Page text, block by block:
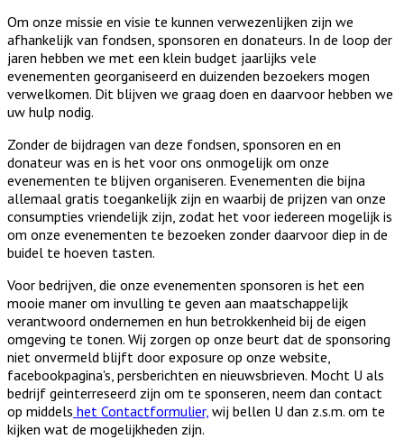
Om onze missie en visie te kunnen verwezenlijken zijn we
afhankelijk van fondsen, sponsoren en donateurs. In de loop der
jaren hebben we met een klein budget jaarlijks vele
evenementen georganiseerd en duizenden bezoekers mogen
verwelkomen. Dit blijven we graag doen en daarvoor hebben we
uw hulp nodig.
Zonder de bijdragen van deze fondsen, sponsoren en en
donateur was en is het voor ons onmogelijk om onze
evenementen te blijven organiseren. Evenementen die bijna
allemaal gratis toegankelijk zijn en waarbij de prijzen van onze
consumpties vriendelijk zijn, zodat het voor iedereen mogelijk is
om onze evenementen te bezoeken zonder daarvoor diep in de
buidel te hoeven tasten.
Voor bedrijven, die onze evenementen sponsoren is het een
mooie maner om invulling te geven aan maatschappelijk
verantwoord ondernemen en hun betrokkenheid bij de eigen
omgeving te tonen. Wij zorgen op onze beurt dat de sponsoring
niet onvermeld blijft door exposure op onze website,
facebookpagina's, persberichten en nieuwsbrieven. Mocht U als
bedrijf geinterreseerd zijn om te sponseren, neem dan contact
op middels het Contactformulier, wij bellen U dan z.s.m. om te
kijken wat de mogelijkheden zijn.